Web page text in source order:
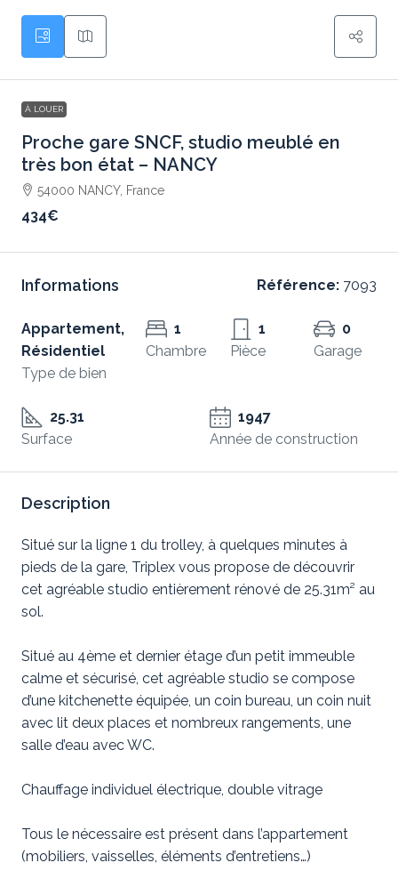
À LOUER
Proche gare SNCF, studio meublé en
très bon état – NANCY
54000 NANCY, France
434€
Informations Référence: 7093
Appartement,
Résidentiel
Type de bien
1
Chambre
1
Pièce
0
Garage
25.31
Surface
1947
Année de construction
Description
Situé sur la ligne 1 du trolley, à quelques minutes à
pieds de la gare, Triplex vous propose de découvrir
cet agréable studio entièrement rénové de 25.31m² au
sol.
Situé au 4ème et dernier étage d’un petit immeuble
calme et sécurisé, cet agréable studio se compose
d’une kitchenette équipée, un coin bureau, un coin nuit
avec lit deux places et nombreux rangements, une
salle d’eau avec WC.
Chauffage individuel électrique, double vitrage
Tous le nécessaire est présent dans l’appartement
(mobiliers, vaisselles, éléments d’entretiens…)